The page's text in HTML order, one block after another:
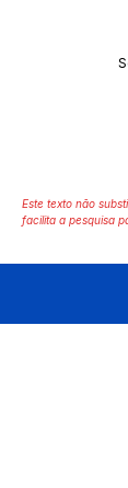
Este texto não
facilita a pesquisa